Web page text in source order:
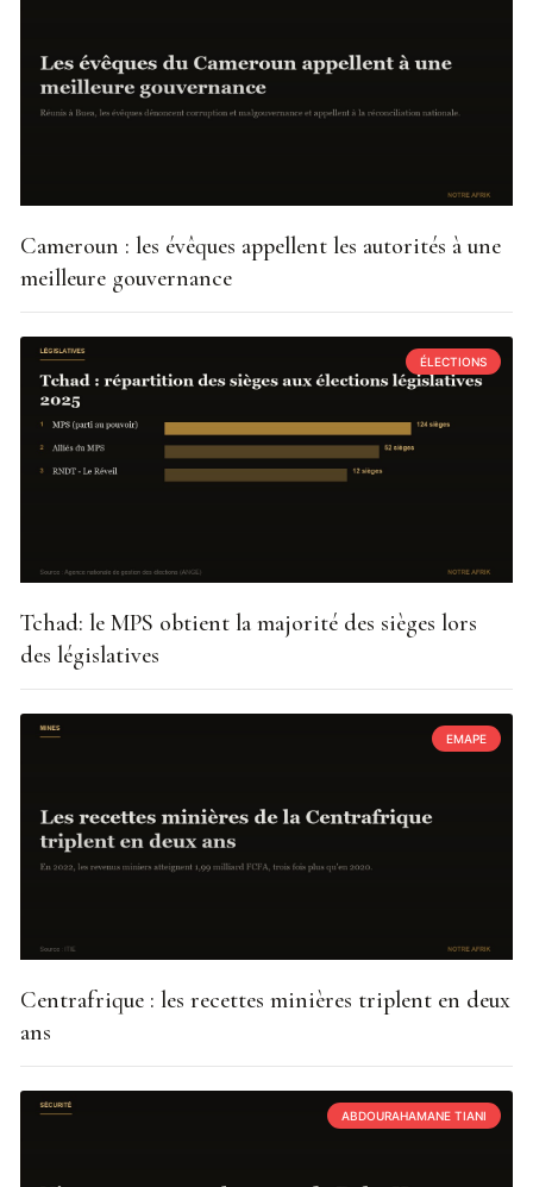
Cameroun : les évêques appellent les autorités à une
meilleure gouvernance
ÉLECTIONS
Tchad: le MPS obtient la majorité des sièges lors
des législatives
EMAPE
Centrafrique : les recettes minières triplent en deux
ans
ABDOURAHAMANE TIANI